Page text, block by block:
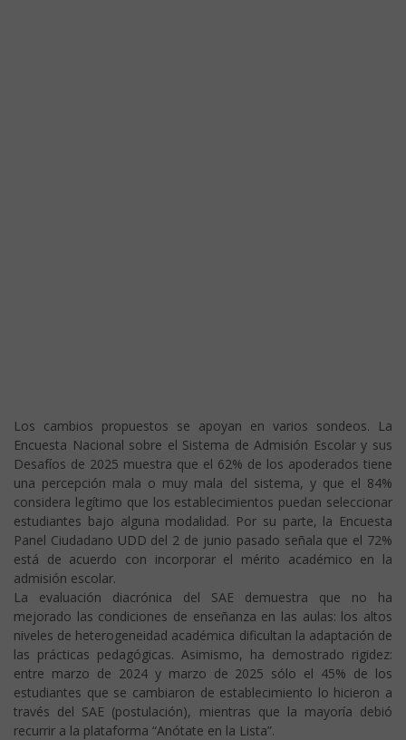
Los cambios propuestos se apoyan en varios sondeos. La
Encuesta Nacional sobre el Sistema de Admisión Escolar y sus
Desafíos de 2025 muestra que el 62% de los apoderados tiene
una percepción mala o muy mala del sistema, y que el 84%
considera legítimo que los establecimientos puedan seleccionar
estudiantes bajo alguna modalidad. Por su parte, la Encuesta
Panel Ciudadano UDD del 2 de junio pasado señala que el 72%
está de acuerdo con incorporar el mérito académico en la
admisión escolar.
La evaluación diacrónica del SAE demuestra que no ha
mejorado las condiciones de enseñanza en las aulas: los altos
niveles de heterogeneidad académica dificultan la adaptación de
las prácticas pedagógicas. Asimismo, ha demostrado rigidez:
entre marzo de 2024 y marzo de 2025 sólo el 45% de los
estudiantes que se cambiaron de establecimiento lo hicieron a
través del SAE (postulación), mientras que la mayoría debió
recurrir a la plataforma “Anótate en la Lista”.